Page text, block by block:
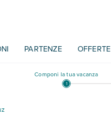
PARTENZE OFFERTE
Componi la tua vacanza